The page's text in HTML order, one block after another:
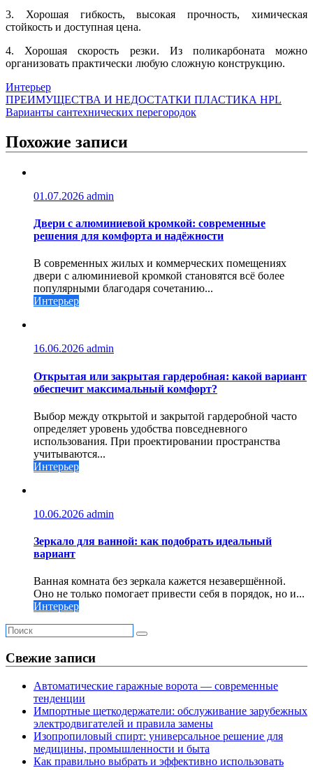
3. Хорошая гибкость, высокая прочность, химическая
стойкость и доступная цена.
4. Хорошая скорость резки. Из поликарбоната можно
организовать практически любую сложную конструкцию.
Интерьер
Навигация
по
записям
ПРЕИМУЩЕСТВА И НЕДОСТАТКИ ПЛАСТИКА HPL
Варианты сантехнических перегородок
Похожие записи
01.07.2026 admin
Двери с алюминиевой кромкой: современные
решения для комфорта и надёжности
В современных жилых и коммерческих помещениях
двери с алюминиевой кромкой становятся всё более
популярными благодаря сочетанию...
Интерьер
16.06.2026 admin
Открытая или закрытая гардеробная: какой вариант
обеспечит максимальный комфорт?
Выбор между открытой и закрытой гардеробной часто
определяет уровень удобства повседневного
использования. При проектировании пространства
учитываются...
Интерьер
10.06.2026 admin
Зеркало для ванной: как подобрать идеальный
вариант
Ванная комната без зеркала кажется незавершённой.
Оно не только помогает привести себя в порядок, но и...
Интерьер
Свежие записи
Автоматические гаражные ворота — современные
тенденции
Импортные щеткодержатели: обслуживание зарубежных
электродвигателей и правила замены
Изопропиловый спирт: универсальное решение для
медицины, промышленности и быта
Как правильно выбрать и эффективно использовать